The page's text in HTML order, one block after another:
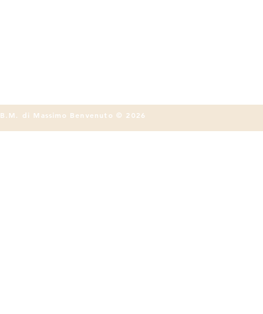
B.M. di Massimo Benvenuto © 2026